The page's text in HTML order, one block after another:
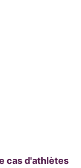
cas d'athlètes